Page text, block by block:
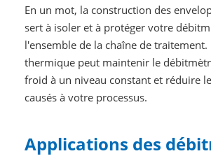
En un mot, la construction des
sert à isoler et à protéger votre
l'ensemble de la chaîne de traitement.
thermique peut maintenir le
froid à un niveau constant et réduire
causés à votre processus.
Applications des